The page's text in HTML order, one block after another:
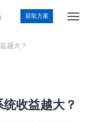
获取方案
越大？
收益越大？